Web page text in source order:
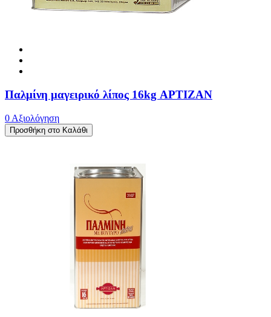
Παλμίνη μαγειρικό λίπος 16kg ΑΡΤΙΖΑΝ
0 Αξιολόγηση
Προσθήκη στο Καλάθι